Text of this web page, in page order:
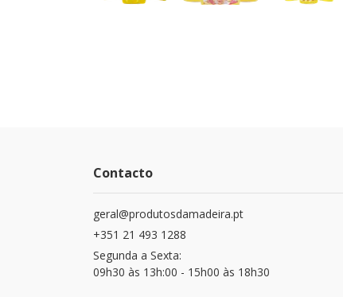
Contacto
geral@produtosdamadeira.pt
+351 21 493 1288
Segunda a Sexta:
09h30 às 13h:00 - 15h00 às 18h30